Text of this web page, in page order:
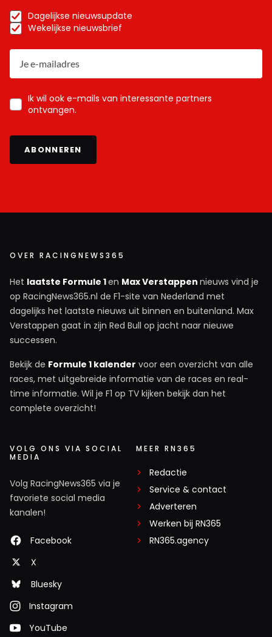
Dagelijkse nieuwsupdate
Wekelijkse nieuwsbrief
Ik wil ook e-mails van interessante partners
ontvangen.
ABONNEREN
OVER RACINGNEWS365
Het laatste Formule 1en Max Verstappen nieuws vind je
op RacingNews365.nl de F1-site van Nederland met
dagelijks het laatste nieuws uit binnen en buitenland. Max
Verstappen gaat in zijn Red Bull op jacht naar nieuwe
successen.
Bekijk de Formule 1 kalender voor een overzicht van alle
races, met uitgebreide informatie van de races en real-
time informatie. Wil je F1 op TV kijken bekijk dan het
complete overzicht!
VOLG ONS VIA SOCIAL
MEDIA
Volg RacingNews365 via je
favoriete social media
kanalen!
Facebook
X
Bluesky
Instagram
YouTube
MEER RN365
Redactie
Service & contact
Adverteren
Werken bij RN365
RN365.agency